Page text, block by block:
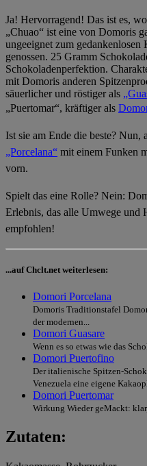
Ja! Hervorragend! Das ist es,
„Chuao“ ist eine von Domoris
ungeeignet zum
genossen. 25 Gramm
Schokoladenperfektion.
mit Domoris anderen
säuerlicher und röstiger als
„Puertomar“, kräftiger als
Ist sie am Ende die beste? Nun,
„Porcelana“ mit einem Funken
vorn.
Spielt das eine Rolle? Nein:
Erlebnis, das alle Umwege und
empfohlen!
...auf Chclt.net weiterlesen:
Domori Porcelana
Domoris Traditionstafel
der modernen...
Domori Guasare
Wenn es so etwas wie das
Domori Puertofino
Der italienische Spitzen-
Venezuela eine eigene
Domori Puertomar
Wirkung Wieder geMackt:
Zutaten: